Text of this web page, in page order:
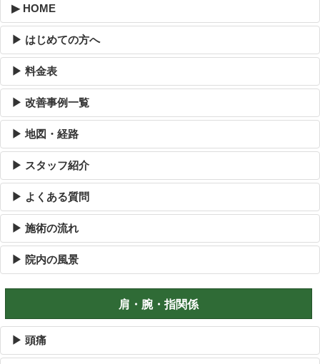
▶ HOME
▶ はじめての方へ
▶ 料金表
▶ 改善事例一覧
▶ 地図・経路
▶ スタッフ紹介
▶ よくある質問
▶ 施術の流れ
▶ 院内の風景
肩・腕・指関係
▶ 頭痛